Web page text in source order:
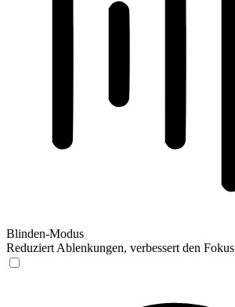
Blinden-Modus
Reduziert Ablenkungen, verbessert den Fokus